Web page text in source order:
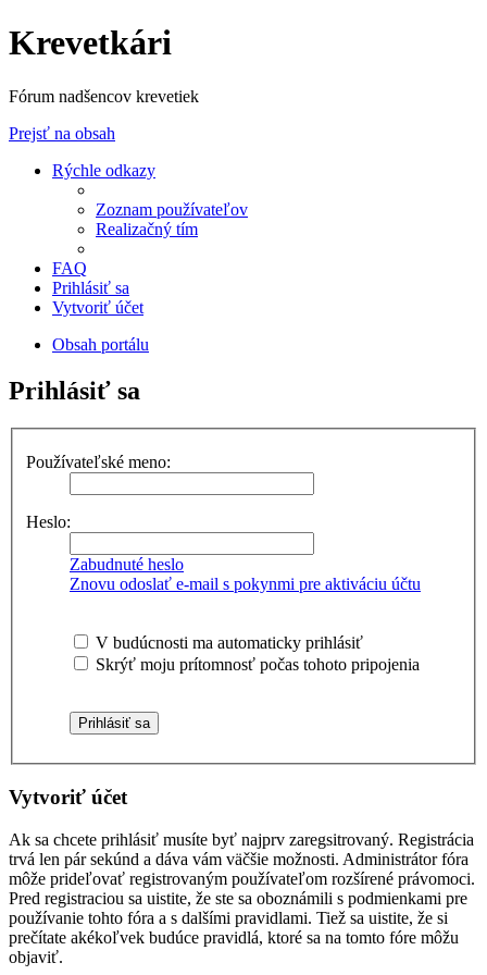
Krevetkári
Fórum nadšencov krevetiek
Prejsť na obsah
Rýchle odkazy
Zoznam používateľov
Realizačný tím
FAQ
Prihlásiť sa
Vytvoriť účet
Obsah portálu
Prihlásiť sa
Používateľské meno:
Heslo:
Zabudnuté heslo
Znovu odoslať e-mail s pokynmi pre aktiváciu účtu
V budúcnosti ma automaticky prihlásiť
Skrýť moju prítomnosť počas tohoto pripojenia
Vytvoriť účet
Ak sa chcete prihlásiť musíte byť najprv zaregsitrovaný. Registrácia
trvá len pár sekúnd a dáva vám väčšie možnosti. Administrátor fóra
môže prideľovať registrovaným používateľom rozšírené právomoci.
Pred registraciou sa uistite, že ste sa oboznámili s podmienkami pre
používanie tohto fóra a s dalšími pravidlami. Tiež sa uistite, že si
prečítate akékoľvek budúce pravidlá, ktoré sa na tomto fóre môžu
objaviť.